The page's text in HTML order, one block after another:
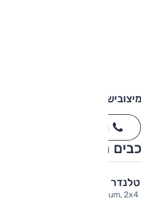
אאוטלנדר?
חייגו
מתחרים